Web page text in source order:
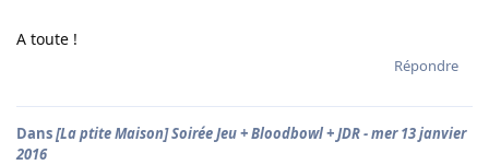
A toute !
Répondre
Dans[La ptite Maison] Soirée Jeu + Bloodbowl + JDR - mer 13 janvier
2016